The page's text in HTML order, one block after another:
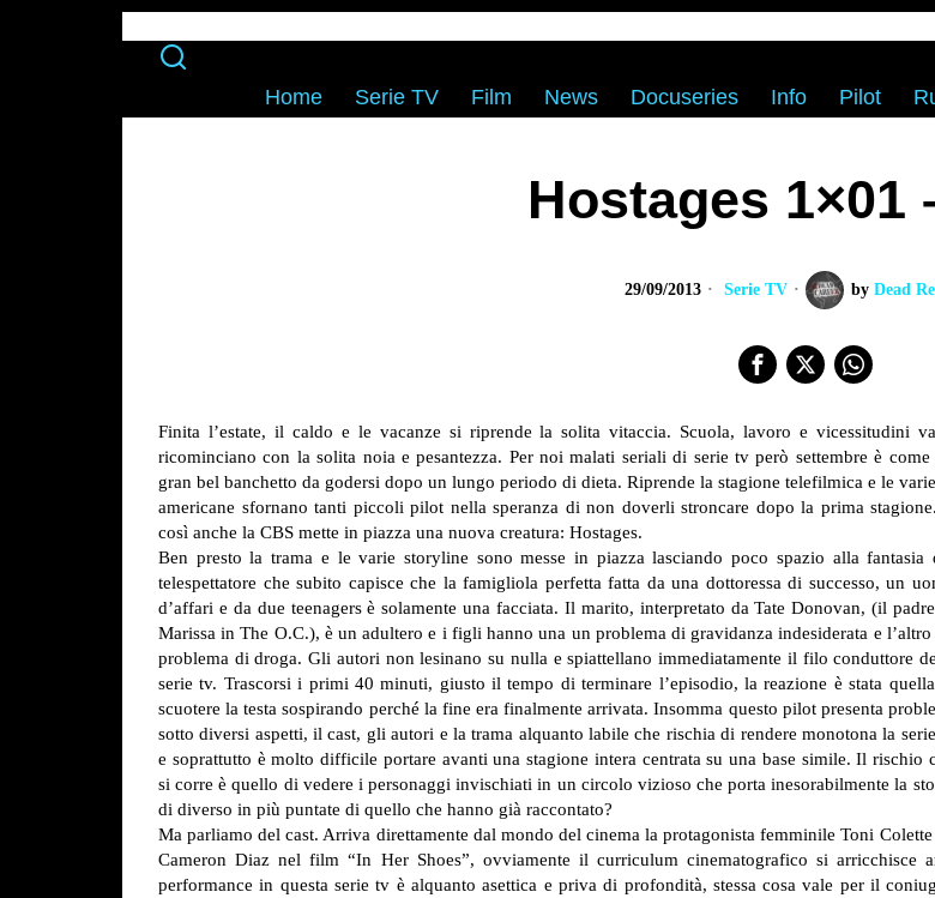
Home Serie TV Film News Docuseries Info Pilot
Hostages 1×01
29/09/2013 Serie TV by Dead
Finita l’estate, il caldo e le vacanze si riprende la solita vitaccia. Scuola, lavoro e vicessitudini
ricominciano con la solita noia e pesantezza. Per noi malati seriali di serie tv però settembre è come
gran bel banchetto da godersi dopo un lungo periodo di dieta. Riprende la stagione telefilmica e le
americane sfornano tanti piccoli pilot nella speranza di non doverli stroncare dopo la prima
così anche la CBS mette in piazza una nuova creatura: Hostages.
Ben presto la trama e le varie storyline sono messe in piazza lasciando poco spazio alla fantasia
telespettatore che subito capisce che la famigliola perfetta fatta da una dottoressa di successo, un
d’affari e da due teenagers è solamente una facciata. Il marito, interpretato da Tate Donovan, (il
Marissa in The O.C.), è un adultero e i figli hanno una un problema di gravidanza indesiderata e l’altro
problema di droga. Gli autori non lesinano su nulla e spiattellano immediatamente il filo conduttore
serie tv. Trascorsi i primi 40 minuti, giusto il tempo di terminare l’episodio, la reazione è stata
scuotere la testa sospirando perché la fine era finalmente arrivata. Insomma questo pilot presenta
sotto diversi aspetti, il cast, gli autori e la trama alquanto labile che rischia di rendere monotona la
e soprattutto è molto difficile portare avanti una stagione intera centrata su una base simile. Il rischio
si corre è quello di vedere i personaggi invischiati in un circolo vizioso che porta inesorabilmente la
di diverso in più puntate di quello che hanno già raccontato?
Ma parliamo del cast. Arriva direttamente dal mondo del cinema la protagonista femminile Toni
Cameron Diaz nel film “In Her Shoes”, ovviamente il curriculum cinematografico si
performance in questa serie tv è alquanto asettica e priva di profondità, stessa cosa vale per il